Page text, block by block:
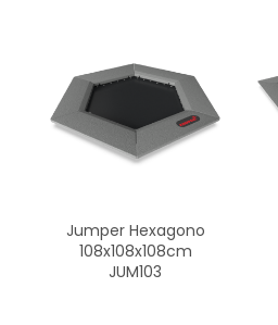
Jumper Hexagono
108x108x108cm
JUM103